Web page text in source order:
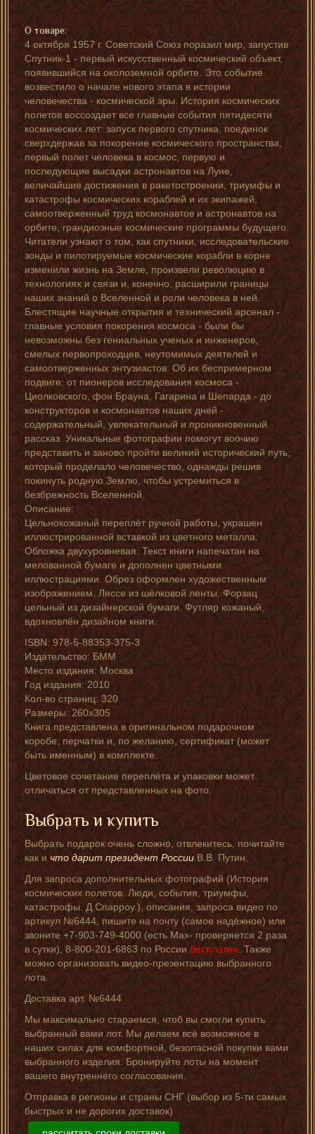
О товаре:
4 октября 1957 г. Советский Союз поразил мир, запустив
Спутник-1 - первый искусственный космический объект,
появившийся на околоземной орбите. Это событие
возвестило о начале нового этапа в истории
человечества - космической эры. История космических
полетов воссоздает все главные события пятидесяти
космических лет: запуск первого спутника, поединок
сверхдержав за покорение космического пространства,
первый полет человека в космос, первую и
последующие высадки астронавтов на Луне,
величайшие достижения в ракетостроении, триумфы и
катастрофы космических кораблей и их экипажей,
самоотверженный труд космонавтов и астронавтов на
орбите, грандиозные космические программы будущего.
Читатели узнают о том, как спутники, исследовательские
зонды и пилотируемые космические корабли в корне
изменили жизнь на Земле, произвели революцию в
технологиях и связи и, конечно, расширили границы
наших знаний о Вселенной и роли человека в ней.
Блестящие научные открытия и технический арсенал -
главные условия покорения космоса - были бы
невозможны без гениальных ученых и инженеров,
смелых первопроходцев, неутомимых деятелей и
самоотверженных энтузиастов. Об их беспримерном
подвиге: от пионеров исследования космоса -
Циолковского, фон Брауна, Гагарина и Шепарда - до
конструкторов и космонавтов наших дней -
содержательный, увлекательный и проникновенный
рассказ. Уникальные фотографии помогут воочию
представить и заново пройти великий исторический путь,
который проделало человечество, однажды решив
покинуть родную Землю, чтобы устремиться в
безбрежность Вселенной.
Описание:
Цельнокожаный переплёт ручной работы, украшен
иллюстрированной вставкой из цветного металла.
Обложка двухуровневая. Текст книги напечатан на
мелованной бумаге и дополнен цветными
иллюстрациями. Обрез оформлен художественным
изображением. Ляссе из шёлковой ленты. Форзац
цельный из дизайнерской бумаги. Футляр кожаный,
вдохновлён дизайном книги.
ISBN: 978-5-88353-375-3
Издательство: БММ
Место издания: Москва
Год издания: 2010
Кол-во страниц: 320
Размеры: 260х305
Книга представлена в оригинальном подарочном
коробе, перчатки и, по желанию, сертификат (может
быть именным) в комплекте.
Цветовое сочетание переплёта и упаковки может
отличаться от представленных на фото.
Выбрать и купить
Выбрать подарок очень сложно, отвлекитесь, почитайте
как и что дарит президент России В.В. Путин.
Для запроса дополнительных фотографий (История
космических полетов. Люди, события, триумфы,
катастрофы. Д.Спарроу.), описания, запроса видео по
артикул №6444, пишите на почту (самое надёжное) или
звоните +7-903-749-4000 (есть Мах- проверяется 2 раза
в сутки), 8-800-201-6863 по Россиибесплатно. Также
можно организовать видео-презентацию выбранного
лота.
Доставка арт. №6444
Мы максимально стараемся, чтоб вы смогли купить
выбранный вами лот. Мы делаем всё возможное в
наших силах для комфортной, безопасной покупки вами
выбранного изделия. Бронируйте лоты на момент
вашего внутреннего согласования.
Отправка в регионы и страны СНГ (выбор из 5-ти самых
быстрых и не дорогих доставок)